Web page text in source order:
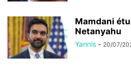
Mamdani
Netanyahu
Yannis - 20/07/